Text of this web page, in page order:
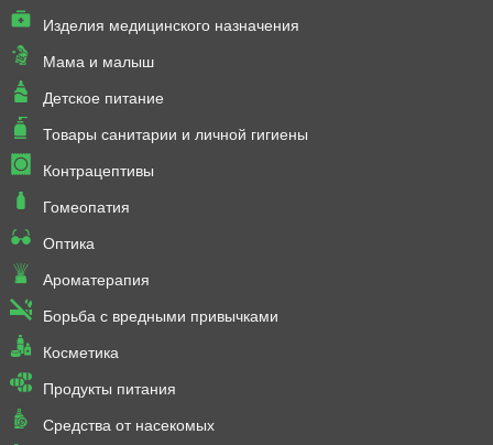
Изделия медицинского назначения
Мама и малыш
Детское питание
Товары санитарии и личной гигиены
Контрацептивы
Гомеопатия
Оптика
Ароматерапия
Борьба с вредными привычками
Косметика
Продукты питания
Средства от насекомых